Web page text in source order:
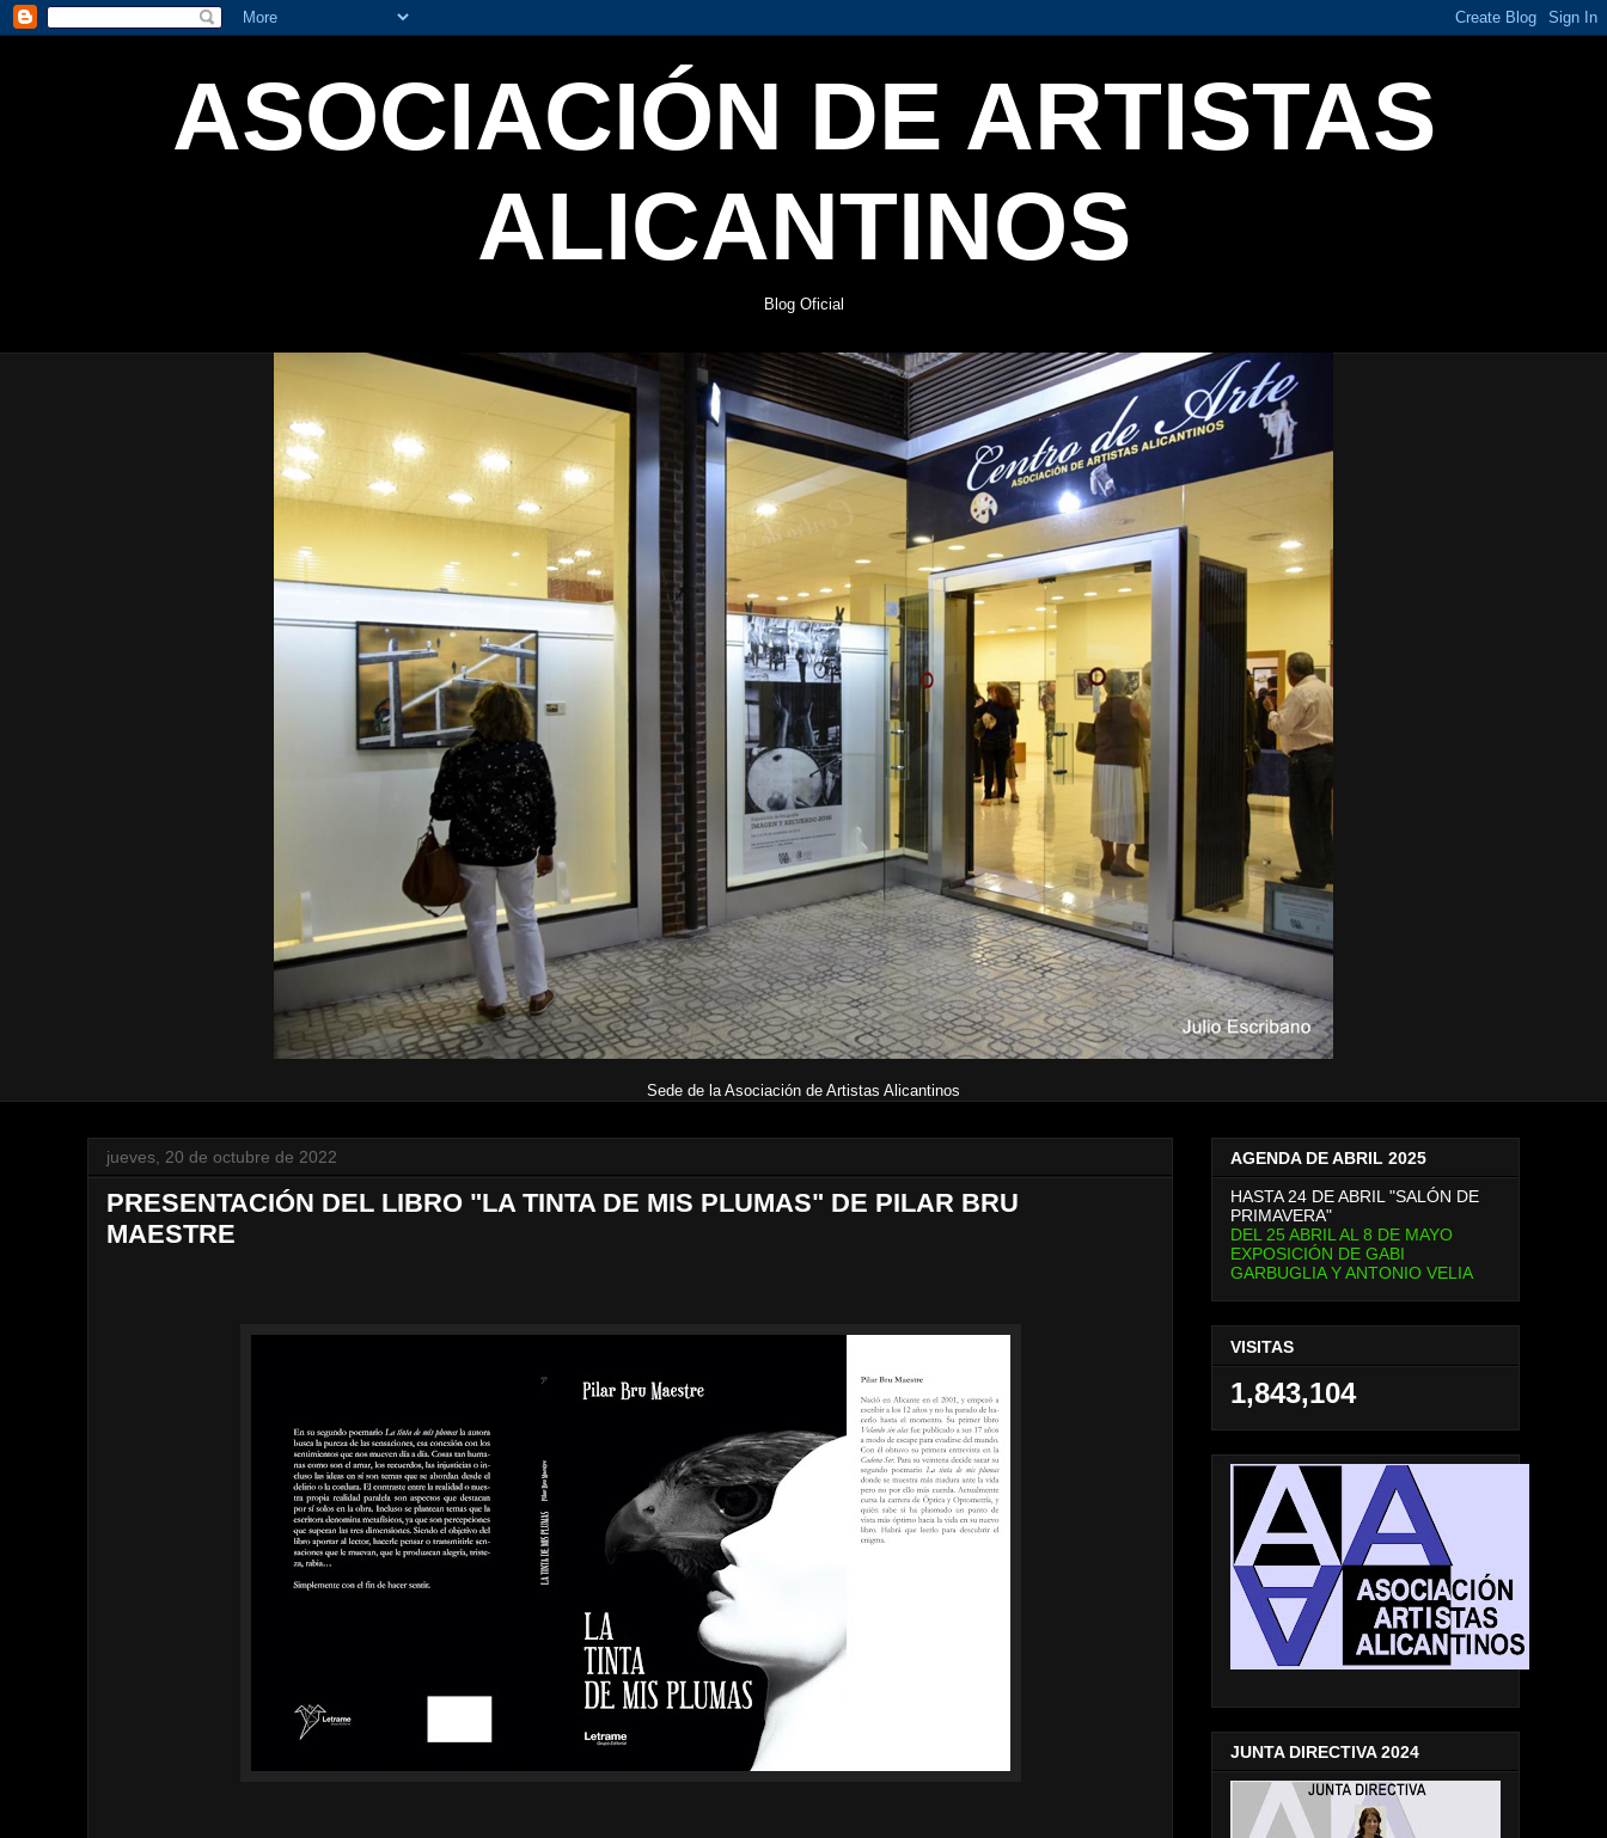
ASOCIACIÓN DE ARTISTAS
ALICANTINOS
Blog Oficial
Sede de la Asociación de Artistas Alicantinos
jueves, 20 de octubre de 2022
PRESENTACIÓN DEL LIBRO "LA TINTA DE MIS PLUMAS" DE PILAR BRU
MAESTRE
AGENDA DE ABRIL 2025
HASTA 24 DE ABRIL "SALÓN DE
PRIMAVERA"
DEL 25 ABRIL AL 8 DE MAYO
EXPOSICIÓN DE GABI
GARBUGLIA Y ANTONIO VELIA
VISITAS
1,843,104
JUNTA DIRECTIVA 2024